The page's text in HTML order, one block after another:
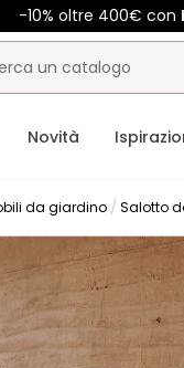
-10% oltre 400€ con
Novità
da giardino Salotto